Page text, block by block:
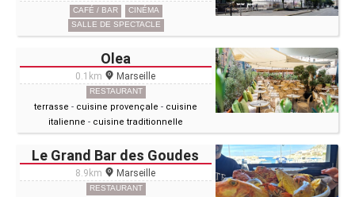
CAFÉ / BAR
CINÉMA
SALLE DE SPECTACLE
Olea
0.1km Marseille
RESTAURANT
terrasse - cuisine provençale - cuisine
italienne - cuisine traditionnelle
Le Grand Bar des Goudes
8.9km Marseille
RESTAURANT